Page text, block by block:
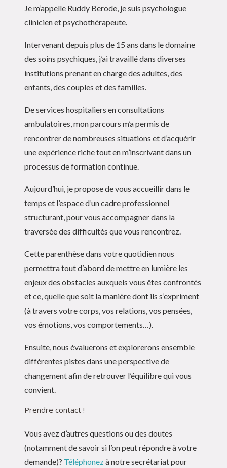
Je m’appelle Ruddy Berode, je suis psychologue
clinicien et psychothérapeute.
Intervenant depuis plus de 15 ans dans le domaine
des soins psychiques, j’ai travaillé dans diverses
institutions prenant en charge des adultes, des
enfants, des couples et des familles.
De services hospitaliers en consultations
ambulatoires, mon parcours m’a permis de
rencontrer de nombreuses situations et d’acquérir
une expérience riche tout en m’inscrivant dans un
processus de formation continue.
Aujourd’hui, je propose de vous accueillir dans le
temps et l’espace d’un cadre professionnel
structurant, pour vous accompagner dans la
traversée des difficultés que vous rencontrez.
Cette parenthèse dans votre quotidien nous
permettra tout d’abord de mettre en lumière les
enjeux des obstacles auxquels vous êtes confrontés
et ce, quelle que soit la manière dont ils s’expriment
(à travers votre corps, vos relations, vos pensées,
vos émotions, vos comportements…).
Ensuite, nous évaluerons et explorerons ensemble
différentes pistes dans une perspective de
changement afin de retrouver l’équilibre qui vous
convient.
Prendre contact !
Vous avez d’autres questions ou des doutes
(notamment de savoir si l’on peut répondre à votre
demande)? Téléphonezà notre secrétariat pour